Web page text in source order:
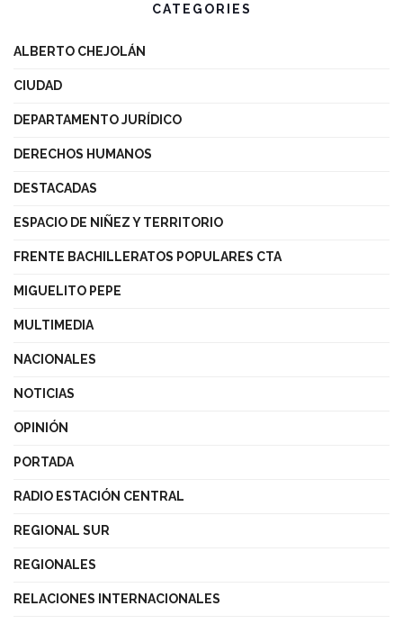
CATEGORIES
ALBERTO CHEJOLÁN
CIUDAD
DEPARTAMENTO JURÍDICO
DERECHOS HUMANOS
DESTACADAS
ESPACIO DE NIÑEZ Y TERRITORIO
FRENTE BACHILLERATOS POPULARES CTA
MIGUELITO PEPE
MULTIMEDIA
NACIONALES
NOTICIAS
OPINIÓN
PORTADA
RADIO ESTACIÓN CENTRAL
REGIONAL SUR
REGIONALES
RELACIONES INTERNACIONALES